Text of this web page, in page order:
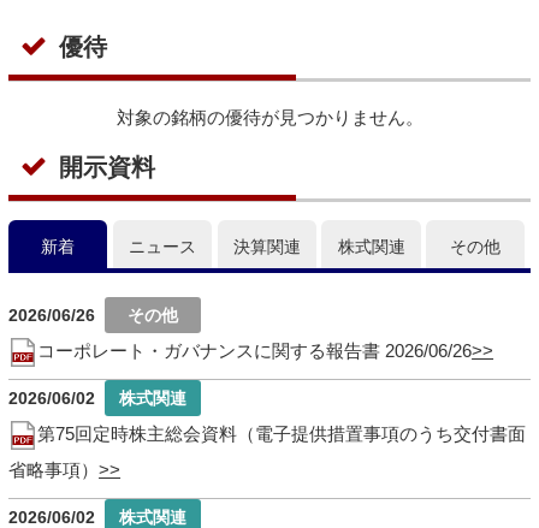
優待
対象の銘柄の優待が見つかりません。
開示資料
新着 ニュース 決算関連 株式関連 その他
2026/06/26
コーポレート・ガバナンスに関する報告書 2026/06/26
2026/06/02
第75回定時株主総会資料（電子提供措置事項のうち交付書面
省略事項）
2026/06/02